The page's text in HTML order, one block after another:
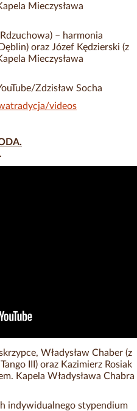
Mieczysława
– harmonia
oraz Józef Kędzierski (z
Mieczysława
Zdzisław Socha
videos
Władysław Chaber (z
III) oraz Kazimierz Rosiak
Kapela Władysława Chabra
indywidualnego stypendium